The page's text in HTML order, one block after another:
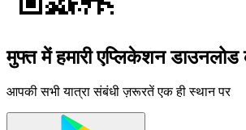
मुफ्त में हमारी एप्लिकेशन
आपकी सभी यात्रा संबंधी ज़रूरतें एक ही स्थान पर